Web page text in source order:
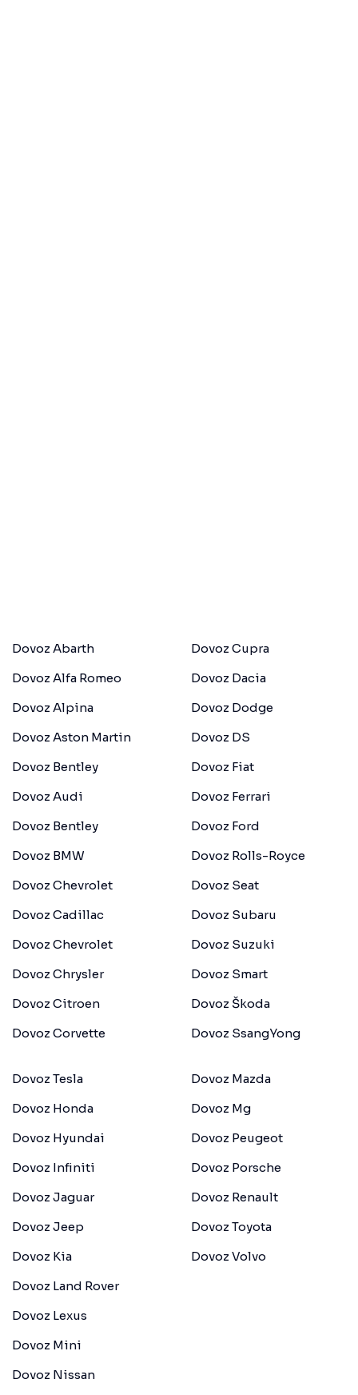
Dovoz Abarth
Dovoz Alfa Romeo
Dovoz Alpina
Dovoz Aston Martin
Dovoz Bentley
Dovoz Audi
Dovoz Bentley
Dovoz BMW
Dovoz Chevrolet
Dovoz Cadillac
Dovoz Chevrolet
Dovoz Chrysler
Dovoz Citroen
Dovoz Corvette
Dovoz Cupra
Dovoz Dacia
Dovoz Dodge
Dovoz DS
Dovoz Fiat
Dovoz Ferrari
Dovoz Ford
Dovoz Rolls-Royce
Dovoz Seat
Dovoz Subaru
Dovoz Suzuki
Dovoz Smart
Dovoz Škoda
Dovoz SsangYong
Dovoz Tesla
Dovoz Honda
Dovoz Hyundai
Dovoz Infiniti
Dovoz Jaguar
Dovoz Jeep
Dovoz Kia
Dovoz Land Rover
Dovoz Lexus
Dovoz Mini
Dovoz Nissan
Dovoz Mazda
Dovoz Mg
Dovoz Peugeot
Dovoz Porsche
Dovoz Renault
Dovoz Toyota
Dovoz Volvo